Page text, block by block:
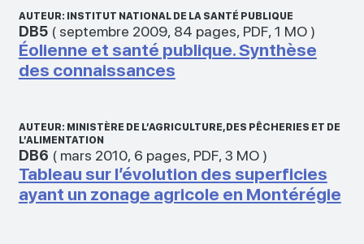
AUTEUR: INSTITUT NATIONAL DE LA SANTÉ PUBLIQUE
DB5( septembre 2009, 84 pages, PDF, 1 MO)
Éolienne et santé publique. Synthèse
des connaissances
AUTEUR: MINISTÈRE DE L’AGRICULTURE, DES PÊCHERIES ET DE
L’ALIMENTATION
DB6 ( mars 2010, 6 pages, PDF, 3 MO)
Tableau sur l’évolution des superficies
ayant un zonage agricole en Montérégie